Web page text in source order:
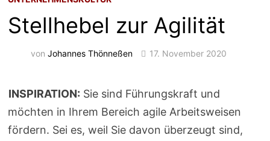
Stellhebel zur Agilität
vonJohannes Thönneßen 17. November 2020
INSPIRATION: Sie sind Führungskraft und
möchten in Ihrem Bereich agile Arbeitsweisen
fördern. Sei es, weil Sie davon überzeugt sind,